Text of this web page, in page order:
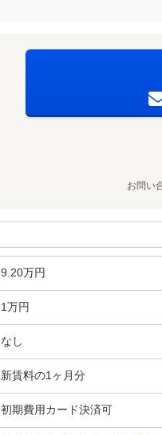
お問い
9.20万円
1万円
なし
新賃料の1ヶ月分
初期費用カード決済可